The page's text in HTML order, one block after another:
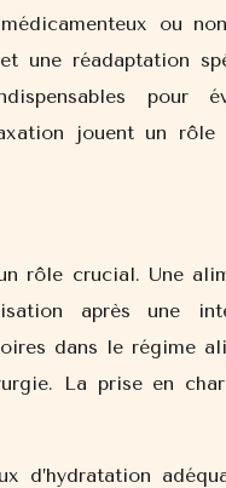
ou
une réadaptation
pour
jouent un rôle
rôle crucial. Une
après une
dans le régime
La prise en
d’hydratation